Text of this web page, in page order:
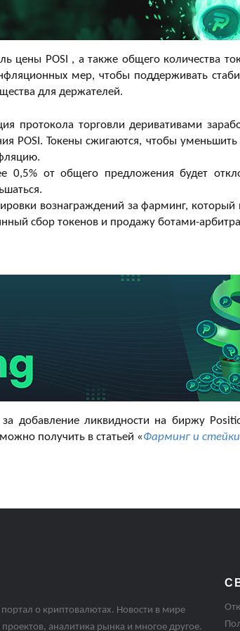
цены POSI , а также общего количества
мер, чтобы поддерживать
для держателей.
протокола торговли деривативами
POSI. Токены сжигаются, чтобы
0,5% от общего предложения будет
вознаграждений за фарминг, который
сбор токенов и продажу ботами-
добавление ликвидности на биржу
получить в статьей «Фарминг и
о криптовалютах. Новости в мире
аналитика рынка и многое другое.